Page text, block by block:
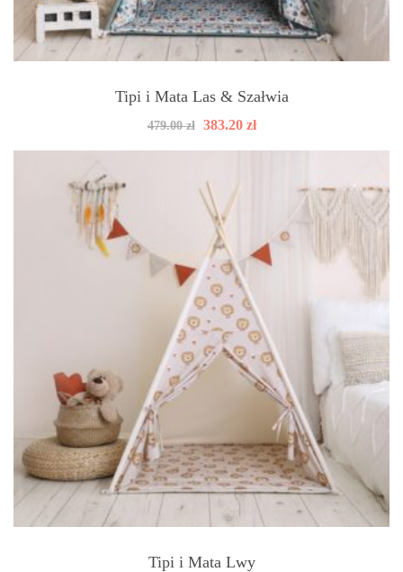
Tipi i Mata Las & Szałwia
479.00zł
Pierwotna
wynosiła:
383.20 złAktualna
wynosi:
Tipi i Mata Lwy